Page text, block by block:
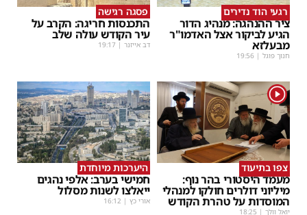
רגעי הוד נדירים
ציר ההנהגה: מנהיג הדור
הגיע לביקור אצל האדמו"ר
מבעלזא
חנוך פוגל |
19:56
פסגה רגישה
התכנסות חריגה: הקרב על
עיר הקודש עולה שלב
דב אייזנר |
19:17
1
צפו בתיעוד
מעמד היסטורי בהר נוף:
מיליוני דולרים חולקו למנהלי
המוסדות על טהרת הקודש
יואל וולך |
18:25
היערכות מיוחדת
חמישי בערב: אלפי נהגים
ייאלצו לשנות מסלול
אורי כץ |
16:12